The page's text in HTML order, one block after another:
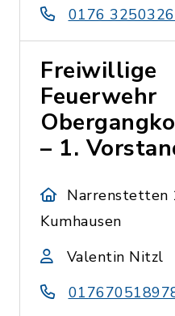
0176
Freiwillige
Feuerwehr
– 1.
Narrenstetten
Kumhausen
Valentin Nitzl